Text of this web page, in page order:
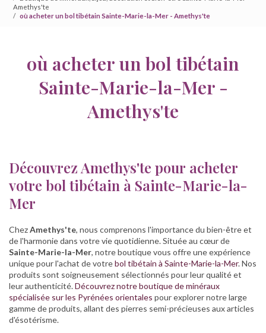
Amethys'te
où acheter un bol tibétain Sainte-Marie-la-Mer - Amethys'te
où acheter un bol tibétain
Sainte-Marie-la-Mer -
Amethys'te
Découvrez Amethys'te pour acheter
votre bol tibétain à Sainte-Marie-la-
Mer
ChezAmethys'te, nous comprenons l'importance du bien-être et
de l'harmonie dans votre vie quotidienne. Située au cœur de
Sainte-Marie-la-Mer, notre boutique vous offre une expérience
unique pour l'achat de votrebol tibétain à Sainte-Marie-la-Mer. Nos
produits sont soigneusement sélectionnés pour leur qualité et
leur authenticité.Découvrez notre boutique de minéraux
spécialisée sur les Pyrénées orientales pour explorer notre large
gamme de produits, allant des pierres semi-précieuses aux articles
d'ésotérisme.